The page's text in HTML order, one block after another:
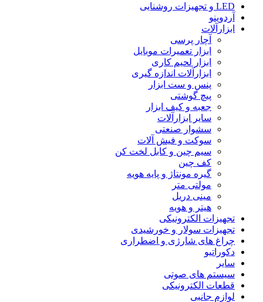
LED و تجهیزات روشنایی
آردوینو
ابزارآلات
آچار پرسی
ابزار تعمیرات موبایل
ابزار لحیم کاری
ابزارآلات اندازه گیری
پنس و ست ابزار
پیچ گوشتی
جعبه و کیف ابزار
سایر ابزارآلات
سشوار صنعتی
سوکت و فیش آلات
سیم چین و کابل لخت کن
کف چین
گیره مونتاژ و پایه هویه
مولتی متر
مینی دریل
هیتر و هویه
تجهیزات الکترونیکی
تجهیزات سولار و خورشیدی
چراغ های شارژی و اضطراری
دکوراتیو
سایر
سیستم های صوتی
قطعات الکترونیکی
لوازم جانبی